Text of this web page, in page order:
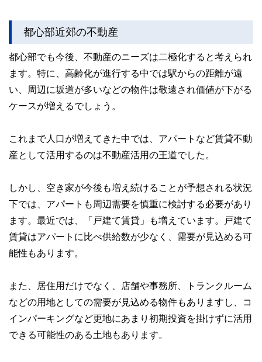
都心部近郊の不動産
都心部でも今後、不動産のニーズは二極化すると考えられ
ます。特に、高齢化が進行する中では駅からの距離が遠
い、周辺に坂道が多いなどの物件は敬遠され価値が下がる
ケースが増えるでしょう。
これまで人口が増えてきた中では、アパートなど賃貸不動
産として活用するのは不動産活用の王道でした。
しかし、空き家が今後も増え続けることが予想される状況
下では、アパートも周辺需要を慎重に検討する必要があり
ます。最近では、「戸建て賃貸」も増えています。戸建て
賃貸はアパートに比べ供給数が少なく、需要が見込める可
能性もあります。
また、居住用だけでなく、店舗や事務所、トランクルーム
などの用地としての需要が見込める物件もありますし、コ
インパーキングなど更地にあまり初期投資を掛けずに活用
できる可能性のある土地もあります。